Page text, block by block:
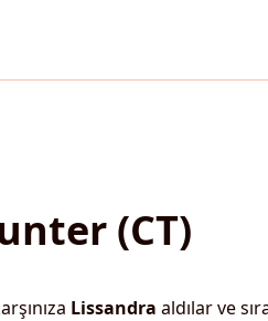
(CT)
Lissandra aldılar ve